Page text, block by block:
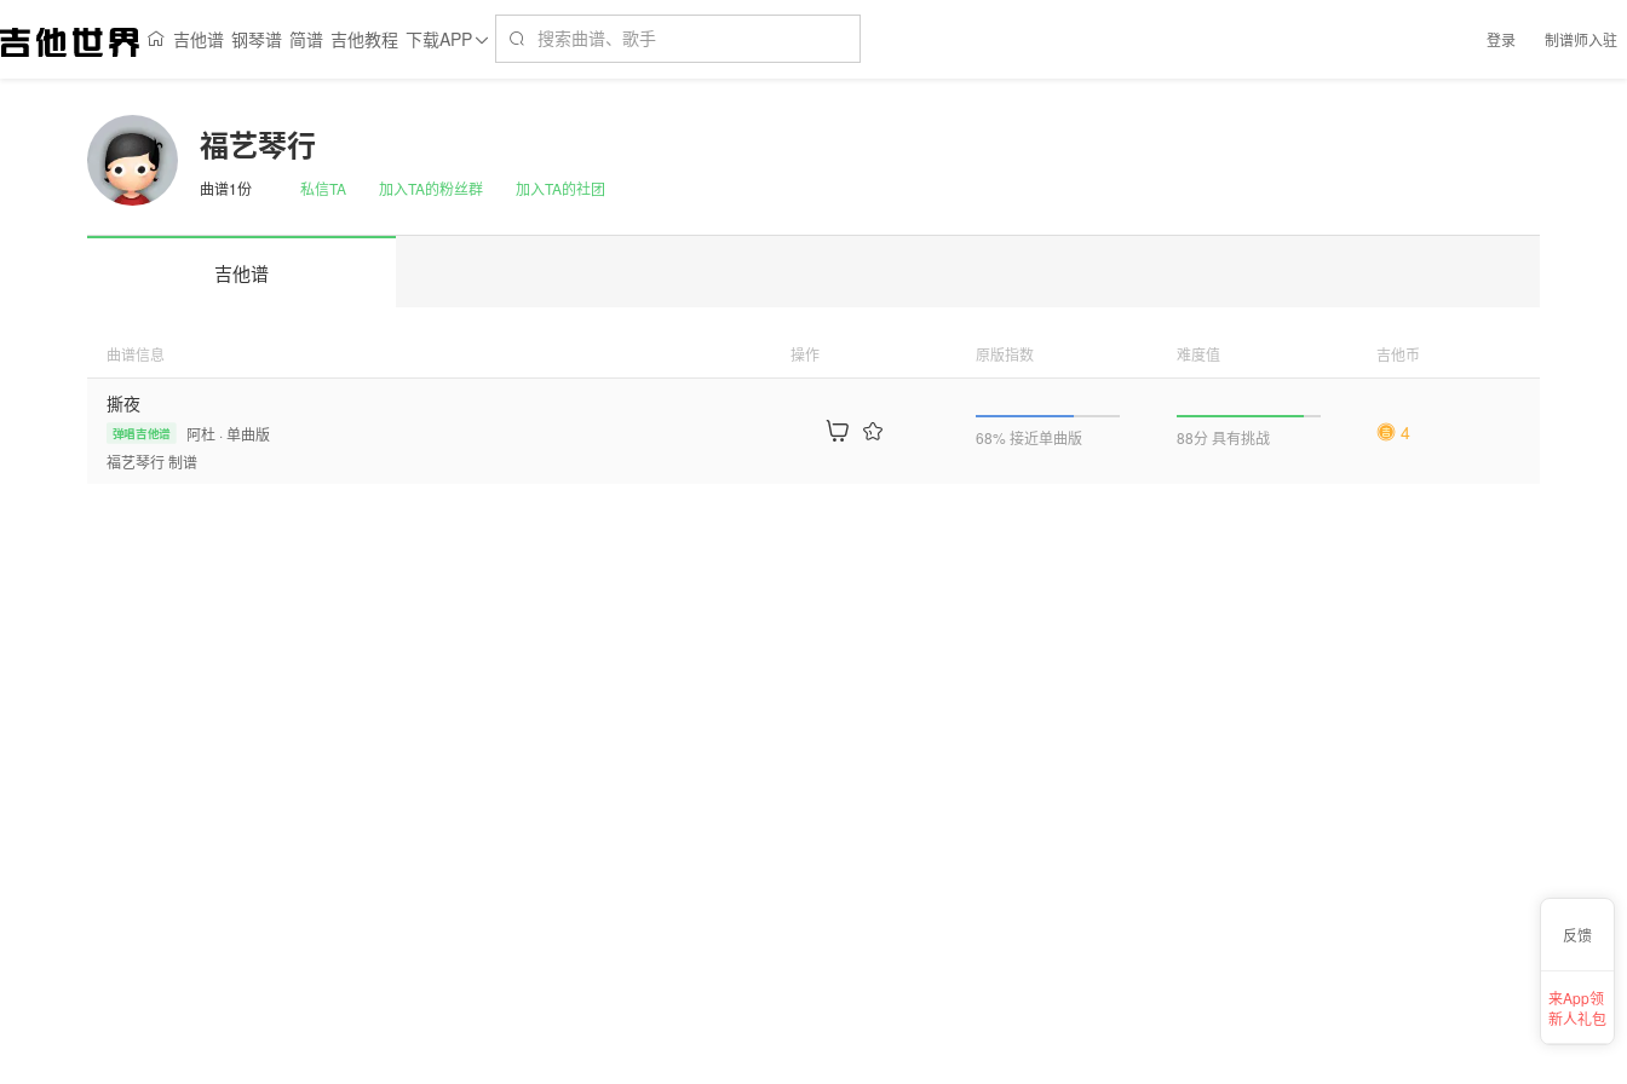
吉他谱 钢琴谱 简谱 吉他教程 下载APP 登录 制谱师入驻
福艺琴行
曲谱1份 私信TA 加入TA的粉丝群 加入TA的社团
吉他谱
曲谱信息 操作 原版指数 难度值 吉他币
撕夜
弹唱吉他谱 阿杜 · 单曲版
福艺琴行制谱
68% 接近单曲版 88分 具有挑战 4
反馈
来App领
新人礼包